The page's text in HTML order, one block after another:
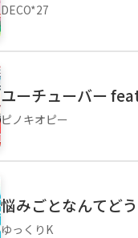
DECO*27
ユーチューバー
ピノキオピー
悩みごとなんてど
ゆっくりK